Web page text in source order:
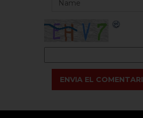
ENVIA EL COMENTARI